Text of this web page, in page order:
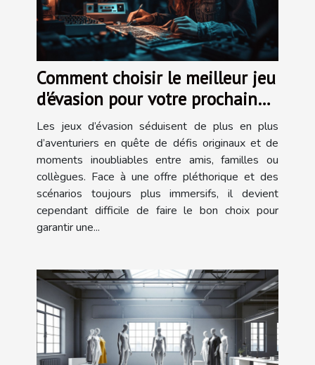
Comment choisir le meilleur jeu
d'évasion pour votre prochaine
aventure ?
Les jeux d’évasion séduisent de plus en plus
d’aventuriers en quête de défis originaux et de
moments inoubliables entre amis, familles ou
collègues. Face à une offre pléthorique et des
scénarios toujours plus immersifs, il devient
cependant difficile de faire le bon choix pour
garantir une...